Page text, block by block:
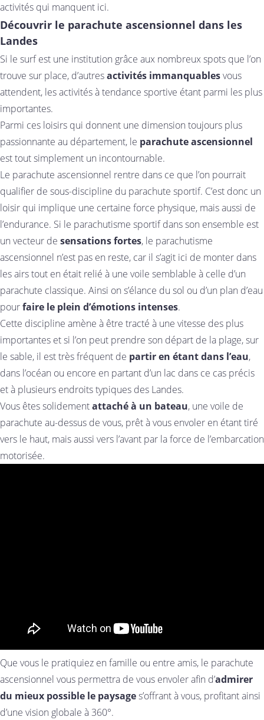
activités qui manquent ici.
Découvrir le parachute ascensionnel dans les
Landes
Si le surf est une institution grâce aux nombreux spots que l’on
trouve sur place, d’autresactivités immanquablesvous
attendent, les activités à tendance sportive étant parmi les plus
importantes.
Parmi ces loisirs qui donnent une dimension toujours plus
passionnante au département, le parachute ascensionnel
est tout simplement un incontournable.
Le parachute ascensionnel rentre dans ce que l’on pourrait
qualifier de sous-discipline du parachute sportif. C’est donc un
loisir qui implique une certaine force physique, mais aussi de
l’endurance. Si le parachutisme sportif dans son ensemble est
un vecteur de sensations fortes, le parachutisme
ascensionnel n’est pas en reste, car il s’agit ici de monter dans
les airs tout en était relié à une voile semblable à celle d’un
parachute classique. Ainsi on s’élance du sol ou d’un plan d’eau
pourfaire le plein d’émotions intenses.
Cette discipline amène à être tracté à une vitesse des plus
importantes et si l’on peut prendre son départ de la plage, sur
le sable, il est très fréquent de partir en étant dans l’eau,
dans l’océan ou encore en partant d’un lac dans ce cas précis
et à plusieurs endroits typiques des Landes.
Vous êtes solidementattaché à un bateau, une voile de
parachute au-dessus de vous, prêt à vous envoler en étant tiré
vers le haut, mais aussi vers l’avant par la force de l’embarcation
motorisée.
Que vous le pratiquiez en famille ou entre amis, le parachute
ascensionnel vous permettra de vous envoler afin d’admirer
du mieux possible le paysages’offrant à vous, profitant ainsi
d’une vision globale à 360°.